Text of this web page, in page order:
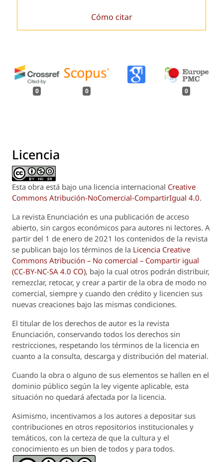
Cómo citar
0 0 0
Licencia
Esta obra está bajo una licencia internacional Creative
Commons Atribución-NoComercial-CompartirIgual 4.0.
La revista Enunciación es una publicación de acceso
abierto, sin cargos económicos para autores ni lectores. A
partir del 1 de enero de 2021 los contenidos de la revista
se publican bajo los términos de la Licencia Creative
Commons Atribución – No comercial – Compartir igual
(CC-BY-NC-SA 4.0 CO), bajo la cual otros podrán distribuir,
remezclar, retocar, y crear a partir de la obra de modo no
comercial, siempre y cuando den crédito y licencien sus
nuevas creaciones bajo las mismas condiciones.
El titular de los derechos de autor es la revista
Enunciación, conservando todos los derechos sin
restricciones, respetando los términos de la licencia en
cuanto a la consulta, descarga y distribución del material.
Cuando la obra o alguno de sus elementos se hallen en el
dominio público según la ley vigente aplicable, esta
situación no quedará afectada por la licencia.
Asimismo, incentivamos a los autores a depositar sus
contribuciones en otros repositorios institucionales y
temáticos, con la certeza de que la cultura y el
conocimiento es un bien de todos y para todos.